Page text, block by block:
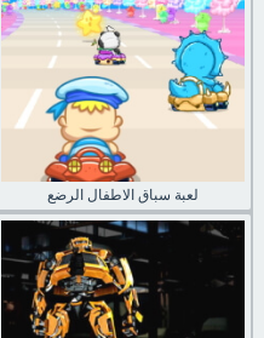
لعبة سباق الاطفال الرضع